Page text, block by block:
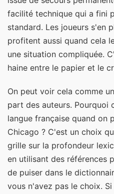
facilité technique qui a fini
standard. Les joueurs s'en
profitent aussi quand cela
une situation compliquée.
haine entre le papier et le
On peut voir cela comme
part des auteurs. Pourquoi
langue française quand on
Chicago ? C'est un choix
grille sur la profondeur
en utilisant des références
de puiser dans le
vous n'avez pas le choix.